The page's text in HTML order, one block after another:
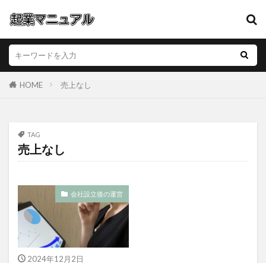
HOME 売上なし
TAG
売上なし
会社設立後の運営
2024年12月2日